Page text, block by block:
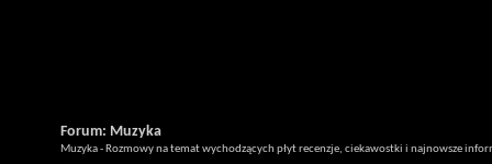
Forum: Muzyka
Muzyka - Rozmowy na temat wychodzących płyt recenzje, ciekawostki i najnowsze